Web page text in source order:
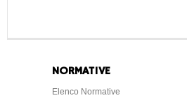
NORMATIVE
Elenco Normative